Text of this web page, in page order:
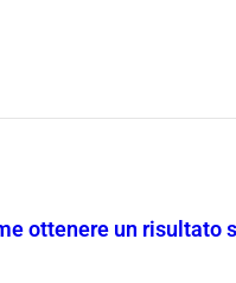
ottenere un risultato